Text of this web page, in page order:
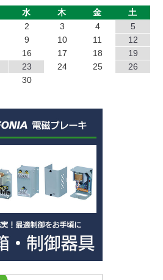
水 木 金
土
2 3 4
5
9 10 11
12
16 17 18
19
23 24 25
26
30